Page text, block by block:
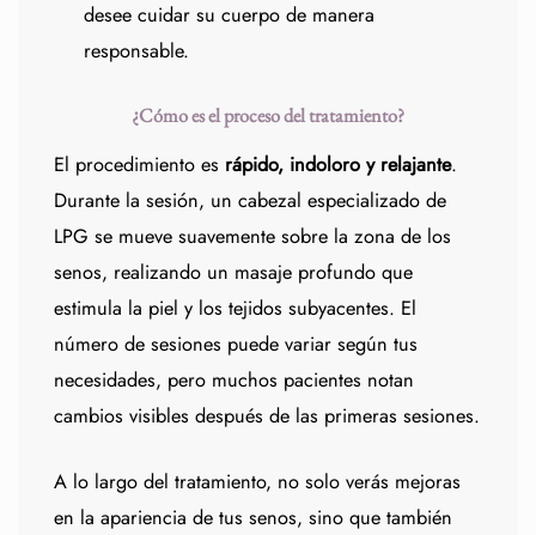
desee cuidar su cuerpo de manera
responsable.
¿Cómo es el proceso del tratamiento?
El procedimiento es rápido, indoloro y relajante.
Durante la sesión, un cabezal especializado de
LPG se mueve suavemente sobre la zona de los
senos, realizando un masaje profundo que
estimula la piel y los tejidos subyacentes. El
número de sesiones puede variar según tus
necesidades, pero muchos pacientes notan
cambios visibles después de las primeras sesiones.
A lo largo del tratamiento, no solo verás mejoras
en la apariencia de tus senos, sino que también